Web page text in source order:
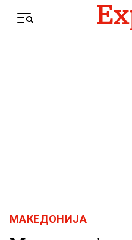
Menu
МАКЕДОНИЈА